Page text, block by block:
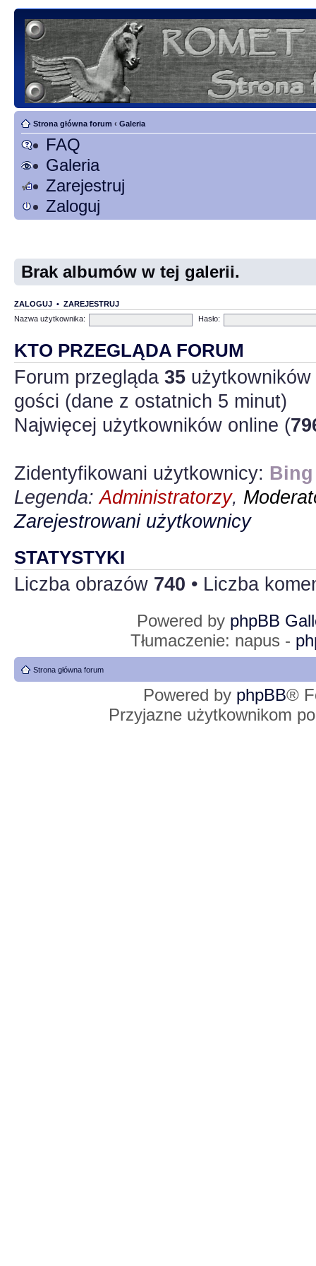
Strona główna forum ‹ Galeria
FAQ
Galeria
Zarejestruj
Zaloguj
Brak albumów w tej galerii.
ZALOGUJ • ZAREJESTRUJ
Nazwa użytkownika:
Hasło:
KTO PRZEGLĄDA FORUM
Forum przegląda 35
gości (dane z ostatnich 5 minut)
Najwięcej użytkowników online (
Zidentyfikowani użytkownicy:
Legenda:Administratorzy,
Zarejestrowani użytkownicy
STATYSTYKI
Liczba obrazów 740 • Liczba
Powered by phpBB
Tłumaczenie: napus -
Strona główna forum
Powered by phpBB®
Przyjazne użytkownikom